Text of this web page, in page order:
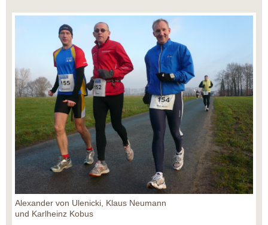
Alexander von Ulenicki, Klaus Neumann
und Karlheinz Kobus